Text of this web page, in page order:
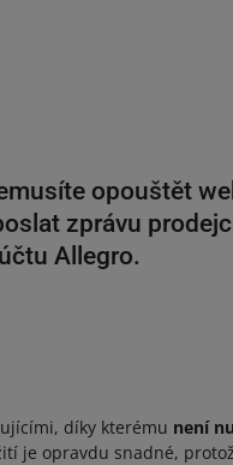
opouštět
zprávu
Allegro.
díky kterému není
je opravdu snadné,